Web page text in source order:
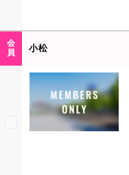
会
員
小松